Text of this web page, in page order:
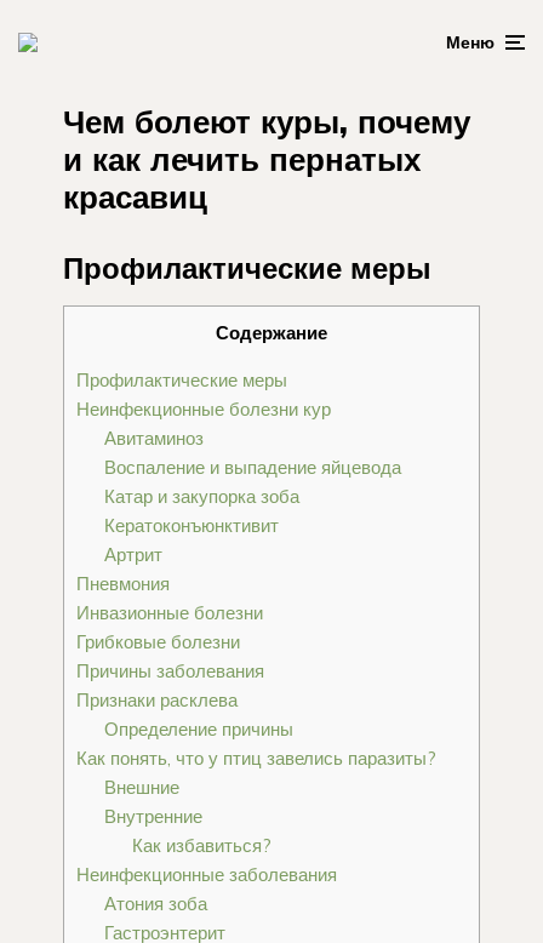
Меню
Чем болеют куры, почему
и как лечить пернатых
красавиц
Профилактические меры
Содержание
Профилактические меры
Неинфекционные болезни кур
Авитаминоз
Воспаление и выпадение яйцевода
Катар и закупорка зоба
Кератоконъюнктивит
Артрит
Пневмония
Инвазионные болезни
Грибковые болезни
Причины заболевания
Признаки расклева
Определение причины
Как понять, что у птиц завелись паразиты?
Внешние
Внутренние
Как избавиться?
Неинфекционные заболевания
Атония зоба
Гастроэнтерит